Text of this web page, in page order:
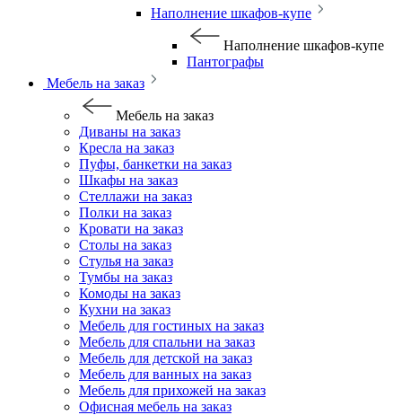
Наполнение шкафов-купе
Наполнение шкафов-купе
Пантографы
Мебель на заказ
Мебель на заказ
Диваны на заказ
Кресла на заказ
Пуфы, банкетки на заказ
Шкафы на заказ
Стеллажи на заказ
Полки на заказ
Кровати на заказ
Столы на заказ
Стулья на заказ
Тумбы на заказ
Комоды на заказ
Кухни на заказ
Мебель для гостиных на заказ
Мебель для спальни на заказ
Мебель для детской на заказ
Мебель для ванных на заказ
Мебель для прихожей на заказ
Офисная мебель на заказ